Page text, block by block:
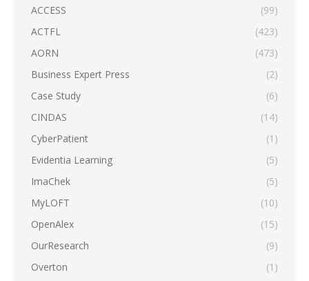
ACCESS
(99)
ACTFL
(423)
AORN
(473)
Business Expert Press
(2)
Case Study
(6)
CINDAS
(14)
CyberPatient
(1)
Evidentia Learning
(5)
ImaChek
(5)
MyLOFT
(10)
OpenAlex
(15)
OurResearch
(9)
Overton
(1)